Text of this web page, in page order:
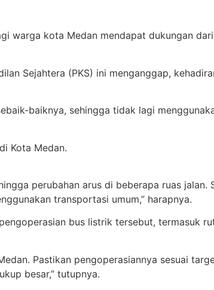
warga kota Medan mendapat dukungan
Sejahtera (PKS) ini menganggap,
baiknya, sehingga tidak lagi
Kota Medan.
perubahan arus di beberapa ruas jalan.
transportasi umum,” harapnya.
bus listrik tersebut, termasuk
Pastikan pengoperasiannya sesuai
besar,” tutupnya.